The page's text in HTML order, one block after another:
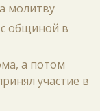
молитву
общиной в
а потом
участие в